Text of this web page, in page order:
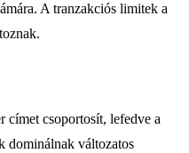
A tranzakciós limitek a
címet csoportosít, lefedve a
dominálnak változatos